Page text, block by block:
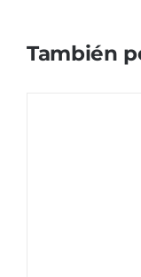
También